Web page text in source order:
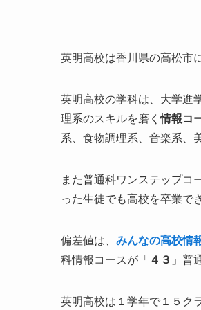
英明高校は香川県の高松市
英明高校の学科は、大学進
理系のスキルを磨く情報コ
系、食物調理系、音楽系、
また普通科ワンステップコ
った生徒でも高校を卒業で
偏差値は、 みんなの高校情
科情報コースが「 ４３ 」普
英明高校は１学年で１５ク